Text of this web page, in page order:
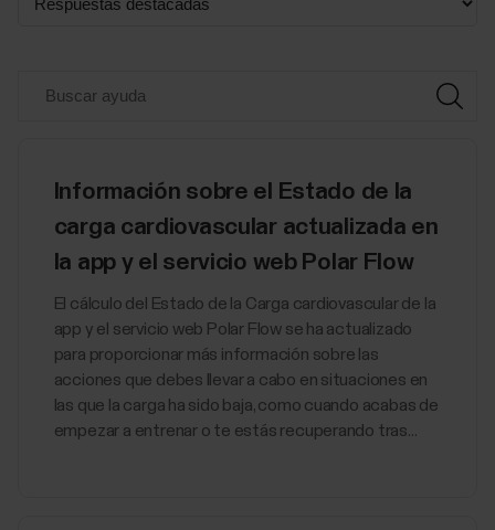
Información sobre el Estado de la
carga cardiovascular actualizada en
la app y el servicio web Polar Flow
El cálculo del Estado de la Carga cardiovascular de la
app y el servicio web Polar Flow se ha actualizado
para proporcionar más información sobre las
acciones que debes llevar a cabo en situaciones en
las que la carga ha sido baja, como cuando acabas de
empezar a entrenar o te estás recuperando tras...